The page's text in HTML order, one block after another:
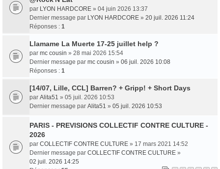
par LYON HARDCORE » 04 juin 2026 13:37
Dernier message par LYON HARDCORE » 20 juil. 2026 11:24
Réponses : 1
Llamame La Muerte 17-25 juillet help ?
par mc cousin » 28 mai 2026 15:54
Dernier message par mc cousin » 06 juil. 2026 10:08
Réponses : 1
[14/07, Lille, CCL] Barren? + Gripp! + Short Days
par Alita51 » 05 juil. 2026 10:53
Dernier message par Alita51 » 05 juil. 2026 10:53
PARIS - PREVISIONS COLLECTIF CONTRE CULTURE -
2026
par COLLECTIF CONTRE CULTURE » 17 mars 2021 14:52
Dernier message par COLLECTIF CONTRE CULTURE »
02 juil. 2026 14:25